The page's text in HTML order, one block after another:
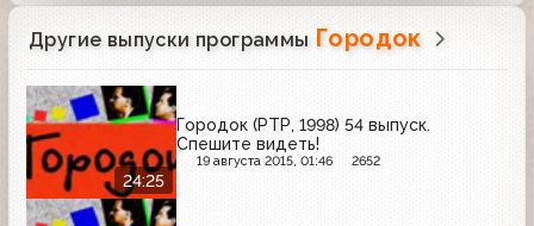
Другие выпуски программы Городок
24:25
Городок (РТР, 1998) 54 выпуск.
Спешите видеть!
19 августа 2015, 01:46 2652